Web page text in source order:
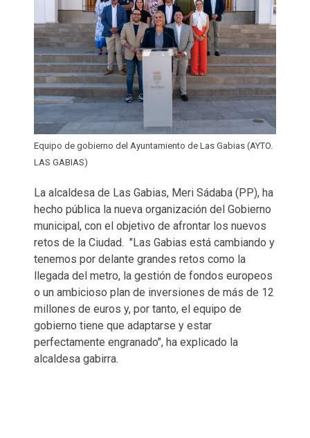
Equipo de gobierno del Ayuntamiento de Las Gabias (AYTO.
LAS GABIAS)
La alcaldesa de Las Gabias, Meri Sádaba (PP), ha
hecho pública la nueva organización del Gobierno
municipal, con el objetivo de afrontar los nuevos
retos de la Ciudad. "Las Gabias está cambiando y
tenemos por delante grandes retos como la
llegada del metro, la gestión de fondos europeos
o un ambicioso plan de inversiones de más de 12
millones de euros y, por tanto, el equipo de
gobierno tiene que adaptarse y estar
perfectamente engranado", ha explicado la
alcaldesa gabirra.